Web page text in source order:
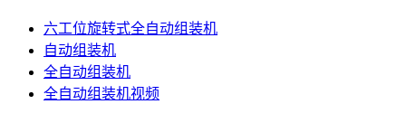
六工位旋转式全自动组装机
自动组装机
全自动组装机
全自动组装机视频